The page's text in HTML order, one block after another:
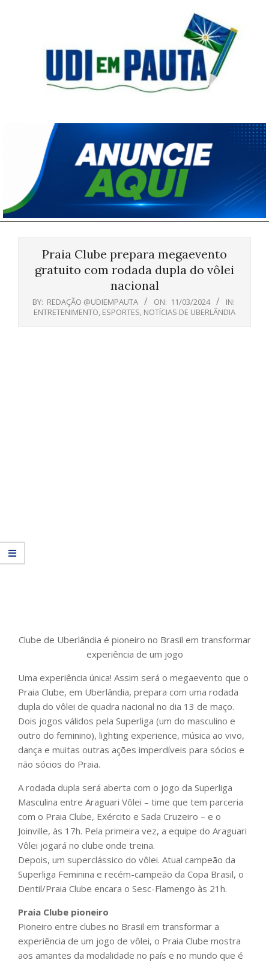
Pauta
Praia Clube prepara megaevento
gratuito com rodada dupla do vôlei
nacional
BY: REDAÇÃO @UDIEMPAUTA ON: 11/03/2024
IN:
ENTRETENIMENTO, ESPORTES, NOTÍCIAS DE UBERLÂNDIA
Clube de Uberlândia é pioneiro no Brasil em transformar
experiência de um jogo
Uma experiência única! Assim será o megaevento que o
Praia Clube, em Uberlândia, prepara com uma rodada
dupla do vôlei de quadra nacional no dia 13 de maço.
Dois jogos válidos pela Superliga (um do masculino e
outro do feminino), lighting experience, música ao vivo,
dança e muitas outras ações imperdíveis para sócios e
não sócios do Praia.
A rodada dupla será aberta com o jogo da Superliga
Masculina entre Araguari Vôlei – time que tem parceria
com o Praia Clube, Exército e Sada Cruzeiro – e o
Joinville, às 17h. Pela primeira vez, a equipe do Araguari
Vôlei jogará no clube onde treina.
Depois, um superclássico do vôlei. Atual campeão da
Superliga Feminina e recém-campeão da Copa Brasil, o
Dentil/Praia Clube encara o Sesc-Flamengo às 21h.
Praia Clube pioneiro
Pioneiro entre clubes no Brasil em transformar a
experiência de um jogo de vôlei, o Praia Clube mostra
aos amantes da modalidade no país e no mundo que é